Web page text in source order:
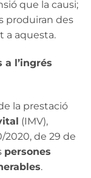
que la causi;
produiran des
a aquesta.
a l’ingrés
la prestació
(IMV),
de 29 de
persones
.